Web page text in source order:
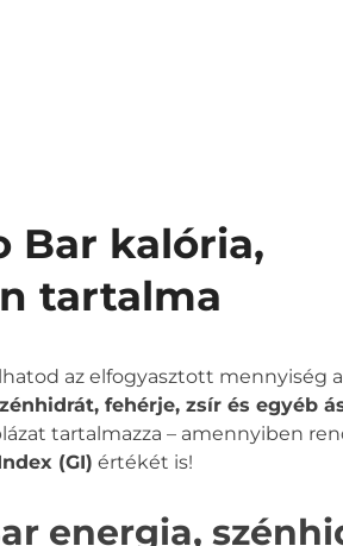
Bar kalória,
tartalma
az elfogyasztott mennyiség
fehérje, zsír és egyéb
tartalmazza – amennyiben
(GI) értékét is!
energia,